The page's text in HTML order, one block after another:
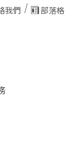
我們 部落格